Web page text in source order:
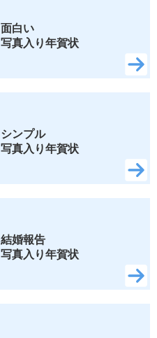
面白い
写真入り年賀状
シンプル
写真入り年賀状
結婚報告
写真入り年賀状